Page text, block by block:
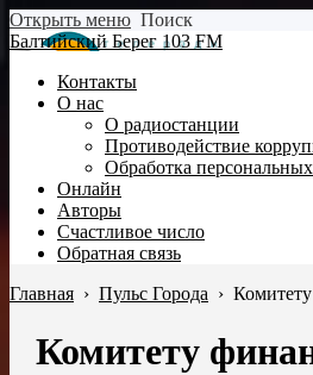
Открыть меню Поиск
Балтийский Берег 103 FM
Контакты
О нас
О радиостанции
Противодействие
Обработка
Онлайн
Авторы
Счастливое число
Обратная связь
Главная › Пульс Города ›
Комитету